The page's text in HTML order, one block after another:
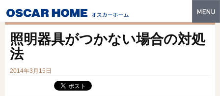
特長
イベント・モデルハウス
照明器具がつかない場合の対処
法
2014年3月15日